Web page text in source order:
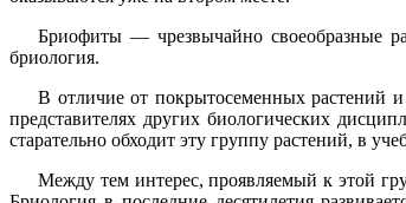
Бриофиты — чрезвычайно своеобразные
бриология.
В отличие от покрытосеменных растений и
представителях других биологических
старательно обходит эту группу растений, в
Между тем интерес, проявляемый к этой